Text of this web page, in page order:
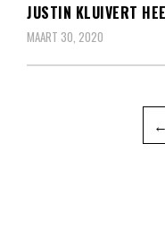
JUSTIN KLUIVERT
MAART 30, 2020
←